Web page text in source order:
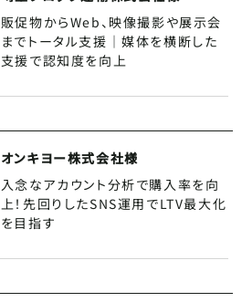
販促物からWeb、映像撮影や展示会
までトータル支援｜媒体を横断した
支援で認知度を向上
オンキヨー株式会社様
入念なアカウント分析で購入率を向
上！先回りしたSNS運用でLTV最大化
を目指す